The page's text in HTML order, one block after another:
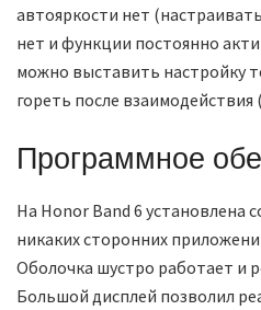
автояркости нет
нет и функции постоянно
можно выставить настройку
гореть после взаимодействия
Программное
На Honor Band 6 установлена
никаких сторонних
Оболочка шустро работает и
Большой дисплей позволил